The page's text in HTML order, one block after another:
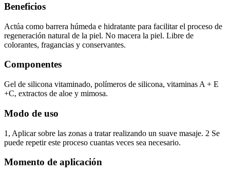
Beneficios
Actúa como barrera húmeda e hidratante para facilitar el proceso de
regeneración natural de la piel. No macera la piel. Libre de
colorantes, fragancias y conservantes.
Componentes
Gel de silicona vitaminado, polímeros de silicona, vitaminas A + E
+C, extractos de aloe y mimosa.
Modo de uso
1, Aplicar sobre las zonas a tratar realizando un suave masaje. 2 Se
puede repetir este proceso cuantas veces sea necesario.
Momento de aplicación